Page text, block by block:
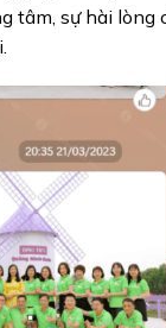
tâm, sự hài lòng